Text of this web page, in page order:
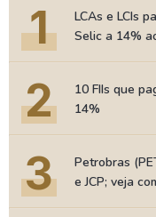
1
LCAs e LCIs
Selic a 14%
2
10 FIIs que
14%
3
Petrobras
e JCP; veja